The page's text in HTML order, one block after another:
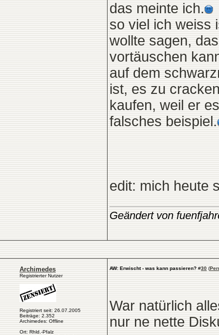
das meinte ich.
so viel ich weiss
wollte sagen,
vortäuschen
auf dem
ist, es zu
kaufen, weil er
falsches beispiel.
edit: mich heute
Geändert von
Archimedes
Registrierter Nutzer
Registriert seit: 26.07.2005
Beiträge: 2.352
Archimedes: Offline
Ort: Rhld.-Pfalz
AW: Erwischt - was kann passieren? #30 (
War natürlich
nur ne nette